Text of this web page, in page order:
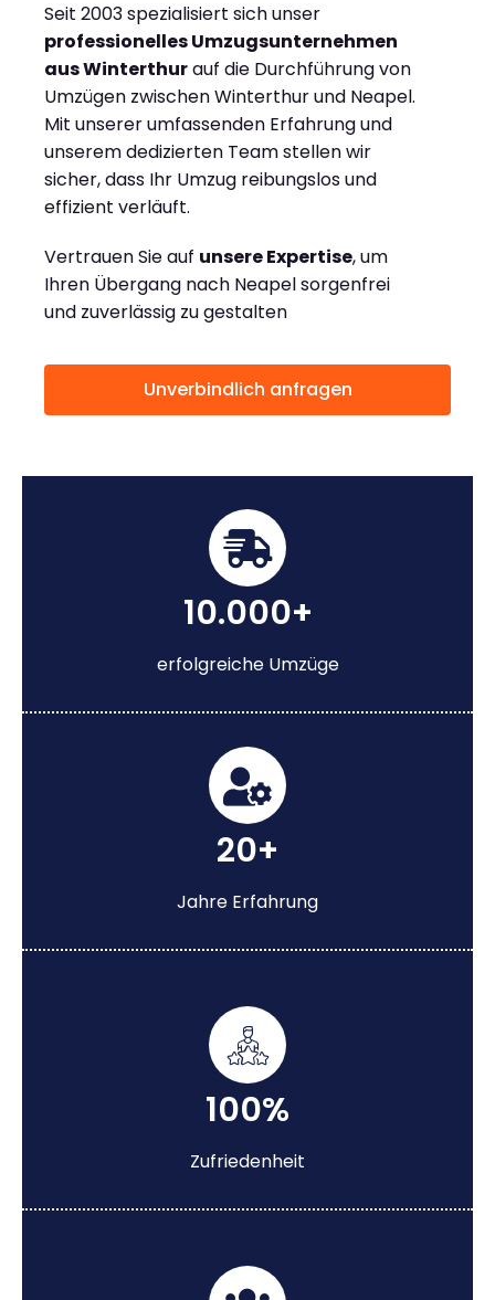
Seit 2003 spezialisiert sich unser
professionelles Umzugsunternehmen
aus Winterthurauf die Durchführung von
Umzügen zwischen Winterthur und Neapel.
Mit unserer umfassenden Erfahrung und
unserem dedizierten Team stellen wir
sicher, dass Ihr Umzug reibungslos und
effizient verläuft.
Vertrauen Sie auf unsere Expertise, um
Ihren Übergang nach Neapel sorgenfrei
und zuverlässig zu gestalten
Unverbindlich anfragen
10.000+
erfolgreiche Umzüge
20+
Jahre Erfahrung
100%
Zufriedenheit